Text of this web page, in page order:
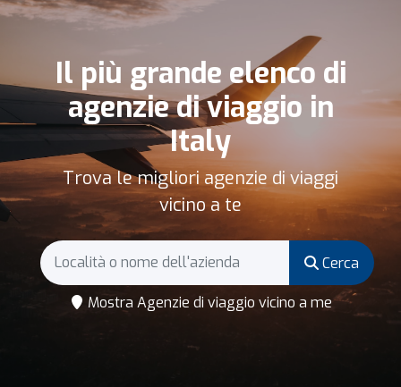
Il più grande elenco di
agenzie di viaggio in
Italy
Trova le migliori agenzie di viaggi
vicino a te
Cerca
Mostra Agenzie di viaggio vicino a me